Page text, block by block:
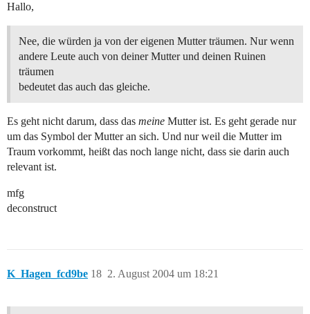
Hallo,
Nee, die würden ja von der eigenen Mutter träumen. Nur wenn
andere Leute auch von deiner Mutter und deinen Ruinen
träumen
bedeutet das auch das gleiche.
Es geht nicht darum, dass das meine Mutter ist. Es geht gerade nur
um das Symbol der Mutter an sich. Und nur weil die Mutter im
Traum vorkommt, heißt das noch lange nicht, dass sie darin auch
relevant ist.
mfg
deconstruct
K_Hagen_fcd9be 2. August 2004 um 18:21
18